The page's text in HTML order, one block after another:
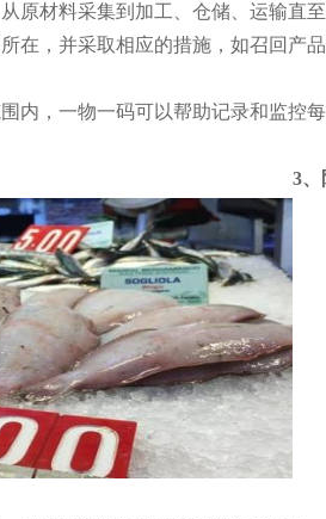
原材料采集到加工、仓储、运输直
在，并采取相应的措施，如召回产品
内，一物一码可以帮助记录和监控
3、